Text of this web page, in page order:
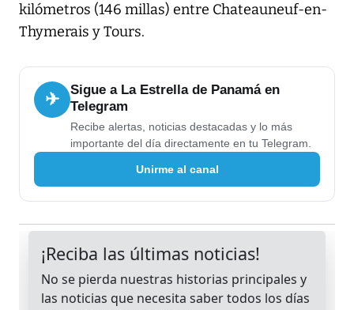
kilómetros (146 millas) entre Chateauneuf-en-
Thymerais y Tours.
✈
Sigue a La Estrella de Panamá en
Telegram
Recibe alertas, noticias destacadas y lo más
importante del día directamente en tu Telegram.
Unirme al canal